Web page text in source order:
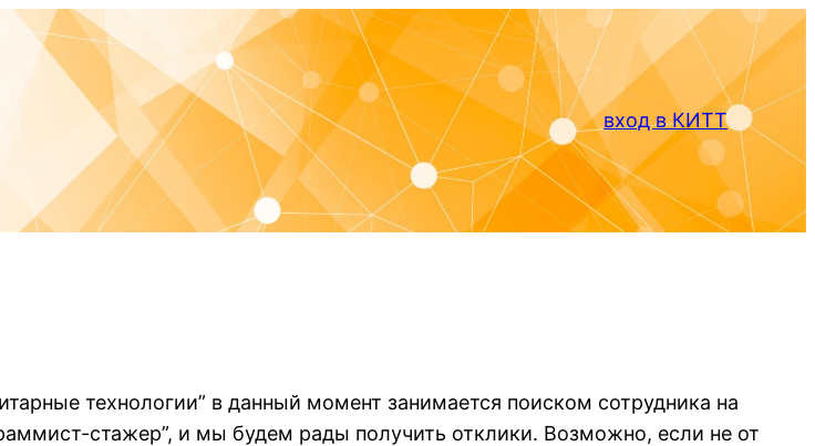
вход в КИТТ
технологии” в данный момент занимается поиском сотрудника на
стажер”, и мы будем рады получить отклики. Возможно, если не от